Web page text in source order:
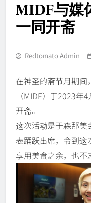
MIDF与媒
一同开斋
Redtomato Admin
在神圣的斋节月期间
（MIDF）于2023年
开斋。
这次活动是于森那美
表踊跃出席，令到这
享用美食之余，也不